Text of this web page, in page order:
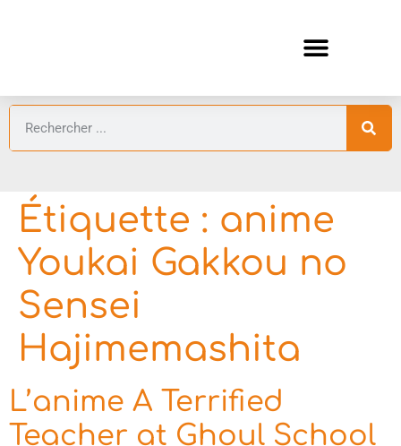
Étiquette : anime
Youkai Gakkou no
Sensei
Hajimemashita
L’anime A Terrified
Teacher at Ghoul School